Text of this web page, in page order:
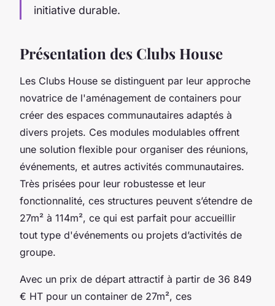
initiative durable.
Présentation des Clubs House
Les Clubs House se distinguent par leur approche
novatrice de l'aménagement de containers pour
créer des espaces communautaires adaptés à
divers projets. Ces modules modulables offrent
une solution flexible pour organiser des réunions,
événements, et autres activités communautaires.
Très prisées pour leur robustesse et leur
fonctionnalité, ces structures peuvent s’étendre de
27m² à 114m², ce qui est parfait pour accueillir
tout type d'événements ou projets d’activités de
groupe.
Avec un prix de départ attractif à partir de 36 849
€ HT pour un container de 27m², ces